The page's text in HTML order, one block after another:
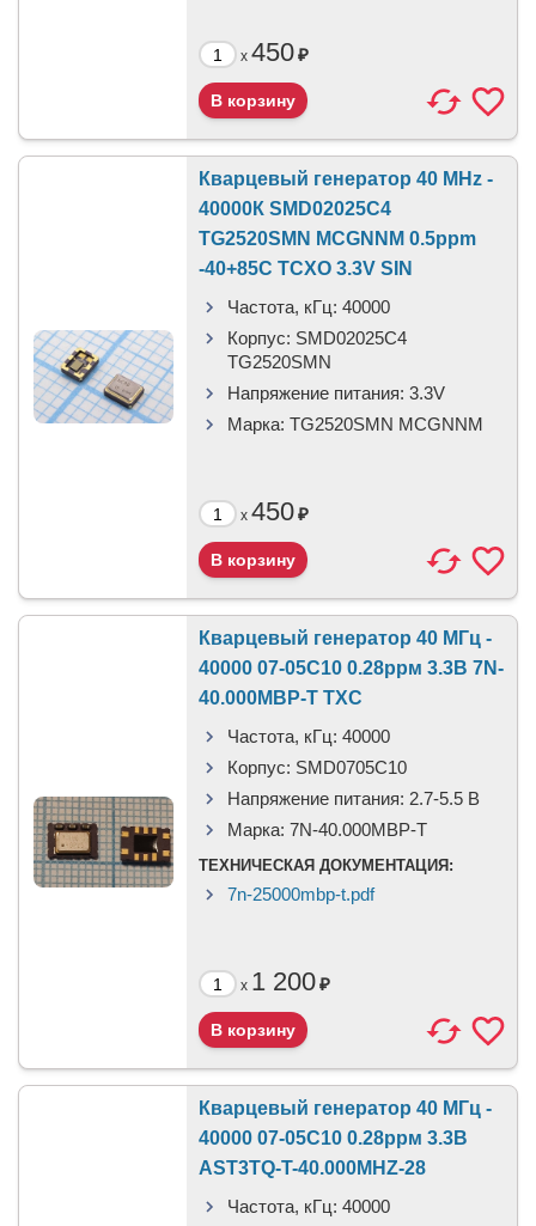
x 450₽
Кварцевый генератор 40 MHz -
40000К SMD02025C4
TG2520SMN MCGNNM 0.5ppm
-40+85C TCXO 3.3V SIN
Частота, кГц: 40000
Корпус: SMD02025C4
TG2520SMN
Напряжение питания: 3.3V
Марка: TG2520SMN MCGNNM
x 450₽
Кварцевый генератор 40 МГц -
40000 07-05С10 0.28ррм 3.3В 7N-
40.000MBP-T TXC
Частота, кГц: 40000
Корпус: SMD0705C10
Напряжение питания: 2.7-5.5 В
Марка: 7N-40.000MBP-T
ТЕХНИЧЕСКАЯ ДОКУМЕНТАЦИЯ:
7n-25000mbp-t.pdf
x 1 200₽
Кварцевый генератор 40 МГц -
40000 07-05С10 0.28ррм 3.3В
AST3TQ-T-40.000MHZ-28
Частота, кГц: 40000